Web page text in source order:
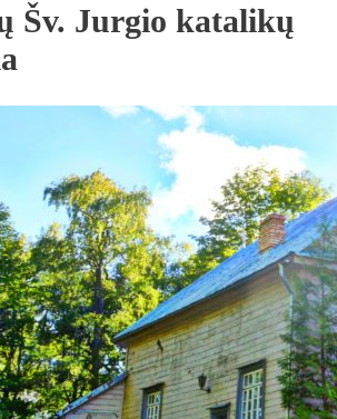
Šv. Jurgio katalikų